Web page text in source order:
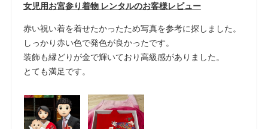
女児用お宮参り着物 レンタルのお客様レビュー
赤い祝い着を着せたかったため写真を参考に探しました。
しっかり赤い色で発色が良かったです。
装飾も縁どりが金で輝いており高級感がありました。
とても満足です。